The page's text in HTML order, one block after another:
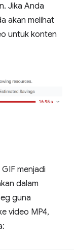
Jika Anda
akan melihat
untuk konten
menjadi
dalam
guna
video MP4,